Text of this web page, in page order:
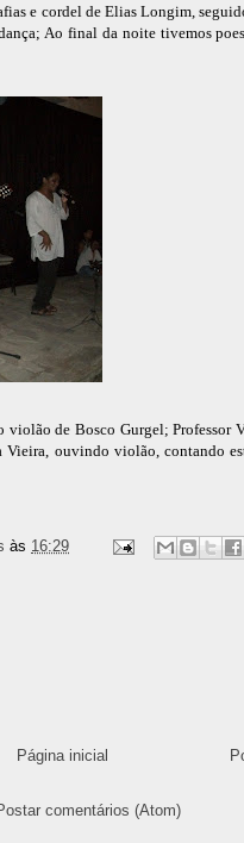
e cordel de Elias Longim,
Ao final da noite tivemos
de Bosco Gurgel; Professor
Vieira, ouvindo violão, contando
às 16:29
Página inicial
comentários (Atom)